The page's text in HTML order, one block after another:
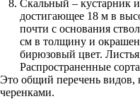
Скальный – кустарник
достигающее 18 м в
почти с основания
см в толщину и
бирюзовый цвет.
Распространенные
Это общий перечень видов,
черенками.